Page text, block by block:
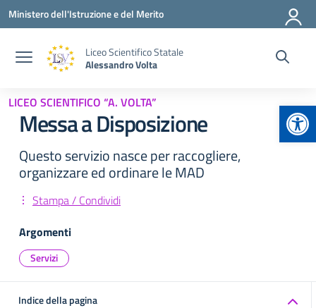
Vai ai contenuti
Vai al menu di navigazione
Vai al footer
Ministero dell'Istruzione e del Merito
Liceo Scientifico Statale
Alessandro Volta
LICEO SCIENTIFICO “A. VOLTA”
Messa a Disposizione
Questo servizio nasce per raccogliere,
organizzare ed ordinare le MAD
Stampa / Condividi
Argomenti
Servizi
Indice della pagina